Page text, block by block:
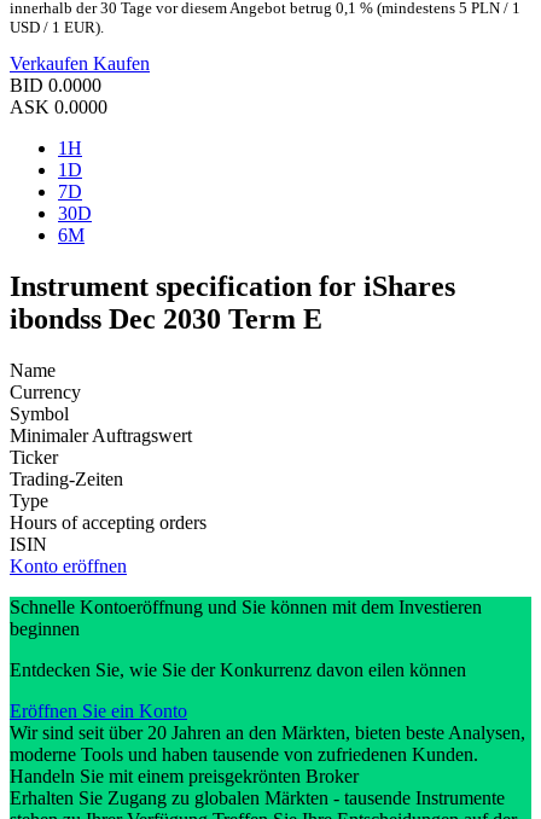
innerhalb der 30 Tage vor diesem Angebot betrug 0,1 % (mindestens 5 PLN / 1
USD / 1 EUR).
Verkaufen Kaufen
BID 0.0000
ASK 0.0000
1H
1D
7D
30D
6M
Instrument specification for iShares
ibondss Dec 2030 Term E
Name
Currency
Symbol
Minimaler Auftragswert
Ticker
Trading-Zeiten
Type
Hours of accepting orders
ISIN
Konto eröffnen
Schnelle Kontoeröffnung und Sie können mit dem Investieren
beginnen
Entdecken Sie, wie Sie der Konkurrenz davon eilen können
Eröffnen Sie ein Konto
Wir sind seit über 20 Jahren an den Märkten, bieten beste Analysen,
moderne Tools und haben tausende von zufriedenen Kunden.
Handeln Sie mit einem preisgekrönten Broker
Erhalten Sie Zugang zu globalen Märkten - tausende Instrumente